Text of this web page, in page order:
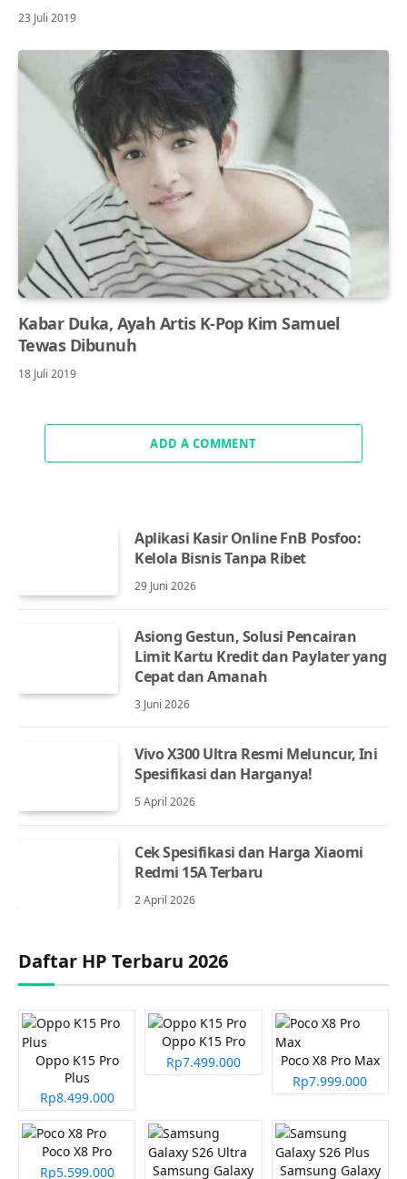
23 Juli 2019
Kabar Duka, Ayah Artis K-Pop Kim Samuel
Tewas Dibunuh
18 Juli 2019
ADD A COMMENT
Aplikasi Kasir Online FnB Posfoo:
Kelola Bisnis Tanpa Ribet
29 Juni 2026
Asiong Gestun, Solusi Pencairan
Limit Kartu Kredit dan Paylater yang
Cepat dan Amanah
3 Juni 2026
Vivo X300 Ultra Resmi Meluncur, Ini
Spesifikasi dan Harganya!
5 April 2026
Cek Spesifikasi dan Harga Xiaomi
Redmi 15A Terbaru
2 April 2026
Daftar HP Terbaru 2026
Oppo K15 Pro
Plus
Rp8.499.000
Oppo K15 Pro
Rp7.499.000
Poco X8 Pro Max
Rp7.999.000
Poco X8 Pro
Rp5.599.000
Samsung Galaxy
Samsung Galaxy